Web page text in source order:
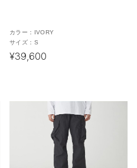
カラー： IVORY
サイズ： S
¥39,600